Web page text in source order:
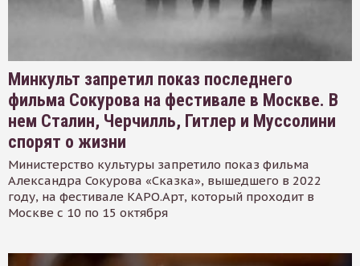
Минкульт запретил показ последнего
фильма Сокурова на фестивале в Москве. В
нем Сталин, Черчилль, Гитлер и Муссолини
спорят о жизни
Министерство культуры запретило показ фильма
Александра Сокурова «Сказка», вышедшего в 2022
году, на фестивале КАРО.Арт, который проходит в
Москве с 10 по 15 октября